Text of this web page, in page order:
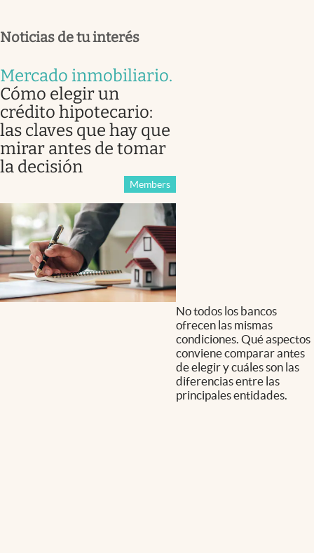
Noticias de tu interés
Mercado inmobiliario.
Cómo elegir un
crédito hipotecario:
las claves que hay que
mirar antes de tomar
la decisión
Members
No todos los bancos
ofrecen las mismas
condiciones. Qué aspectos
conviene comparar antes
de elegir y cuáles son las
diferencias entre las
principales entidades.